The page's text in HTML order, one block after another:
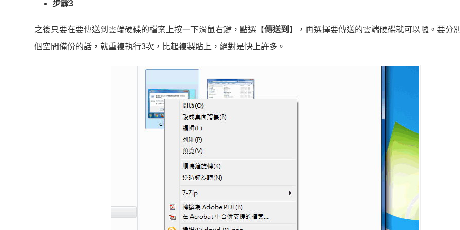
步驟3
之後只要在要傳送到雲端硬碟的檔案上按一下滑鼠右鍵，點選【傳送到 】，再選擇要傳送的雲端硬碟就可以囉。要分
個空間備份的話，就重複執行3次，比起複製貼上，絕對是快上許多。